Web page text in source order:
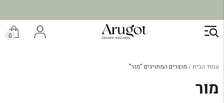
דילוג
לתוכן
0
עמוד הבית מוצרים המתויגים “מור”
מור